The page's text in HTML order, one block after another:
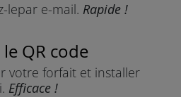
lepar e-mail. Rapide !
le QR code
votre forfaitet installer
Efficace !